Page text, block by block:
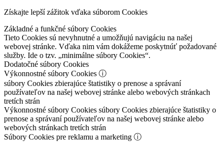
Získajte lepší zážitok vďaka súborom Cookies
Základné a funkčné súbory Cookies
Tieto Cookies sú nevyhnutné a umožňujú navigáciu na našej
webovej stránke. Vďaka nim vám dokážeme poskytnúť požadované
služby. Ide o tzv. „minimálne súbory Cookies“.
Dodatočné súbory Cookies
Výkonnostné súbory Cookies ⓘ
súbory Cookies zbierajúce štatistiky o prenose a správaní
používateľov na našej webovej stránke alebo webových stránkach
tretích strán
Výkonnostné súbory Cookies súbory Cookies zbierajúce štatistiky o
prenose a správaní používateľov na našej webovej stránke alebo
webových stránkach tretích strán
Súbory Cookies pre reklamu a marketing ⓘ